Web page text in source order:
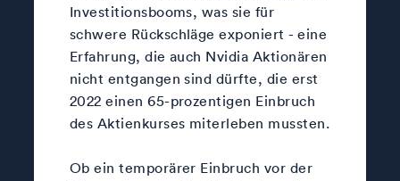
Investitionsbooms, was sie für
schwere Rückschläge exponiert - eine
Erfahrung, die auch Nvidia Aktionären
nicht entgangen sind dürfte, die erst
2022 einen 65-prozentigen Einbruch
des Aktienkurses miterleben mussten.
Ob ein temporärer Einbruch vor der